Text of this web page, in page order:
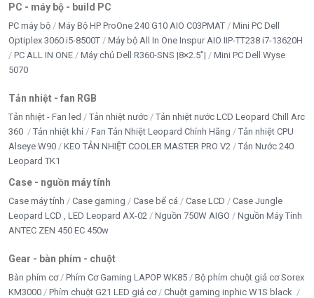
PC - máy bộ - build PC
PC máy bộ Máy Bộ HP ProOne 240 G10 AIO C03PMAT
Mini PC Dell
Optiplex 3060 i5-8500T
Máy bộ All In One Inspur AIO IIP-TT238 i7-13620H
PC ALL IN ONE
Máy chủ Dell R360-SNS |8×2.5”|
Mini PC Dell Wyse
5070
Tản nhiệt - fan RGB
Tản nhiệt - Fan led Tản nhiệt nước
Tản nhiệt nước LCD Leopard Chill Arc
360
Tản nhiệt khí Fan Tản Nhiệt Leopard Chính Hãng
Tản nhiệt CPU
Alseye W90
KEO TẢN NHIỆT COOLER MASTER PRO V2
Tản Nước 240
Leopard TK1
Case - nguồn máy tính
Case máy tính Case gaming Case bể cá Case LCD
Case Jungle
Leopard LCD , LED Leopard AX-02
Nguồn 750W AIGO
Nguồn Máy Tính
ANTEC ZEN 450 EC 450w
Gear - bàn phím - chuột
Bàn phím cơ Phím Cơ Gaming LAPOP WK85
Bộ phím chuột giả cơ Sorex
KM3000
Phím chuột G21 LED giả cơ
Chuột gaming inphic W1S black